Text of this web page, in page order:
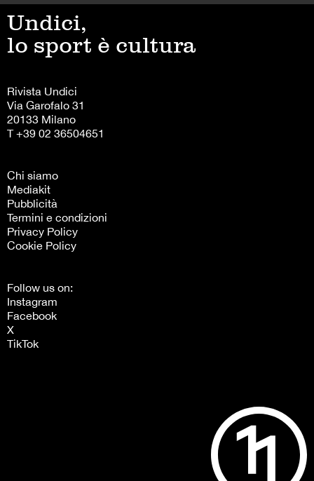
Undici,
lo sport è cultura
Rivista Undici
Via Garofalo 31
20133 Milano
T +39 02 36504651
Chi siamo
Mediakit
Pubblicità
Termini e condizioni
Privacy Policy
Cookie Policy
Follow us on:
Instagram
Facebook
X
TikTok